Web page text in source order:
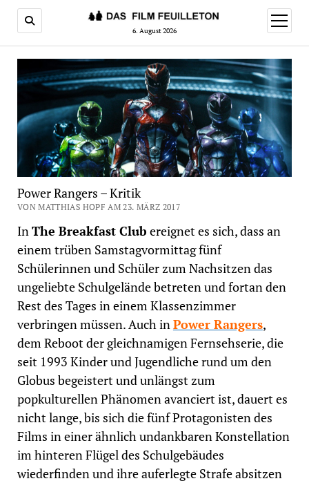
6. August 2026
Menü
öffnen
Power Rangers – Kritik
VON MATTHIAS HOPF AM 23. MÄRZ 2017
InThe Breakfast Club ereignet es sich, dass an
einem trüben Samstagvormittag fünf
Schülerinnen und Schüler zum Nachsitzen das
ungeliebte Schulgelände betreten und fortan den
Rest des Tages in einem Klassenzimmer
verbringen müssen. Auch inPower Rangers,
dem Reboot der gleichnamigen Fernsehserie, die
seit 1993 Kinder und Jugendliche rund um den
Globus begeistert und unlängst zum
popkulturellen Phänomen avanciert ist, dauert es
nicht lange, bis sich die fünf Protagonisten des
Films in einer ähnlich undankbaren Konstellation
im hinteren Flügel des Schulgebäudes
wiederfinden und ihre auferlegte Strafe absitzen